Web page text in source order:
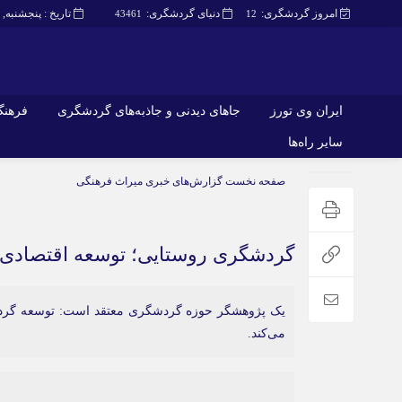
دنیای گردشگری: 43461 امروز گردشگری: 12 تاریخ : پنجشنبه, ۱۵ مرداد , ۱۴۰۵
ایران وی تورز جاهای دیدنی و جاذبه‌های گردشگری
سایر راه‌ها
شرایط بازنشر محتوا در ایران وی تورز
ایران سفر تور
جاهای دیدنی
گردشگری
غذا و رستوران
عمومی و سرگرمی
صفحه نخست گزارش‌های خبری میراث فرهنگی
گردشگری روستایی؛ توسعه اقتصادی
یک پژوهشگر حوزه گردشگری معتقد است: توسعه
می‌کند.